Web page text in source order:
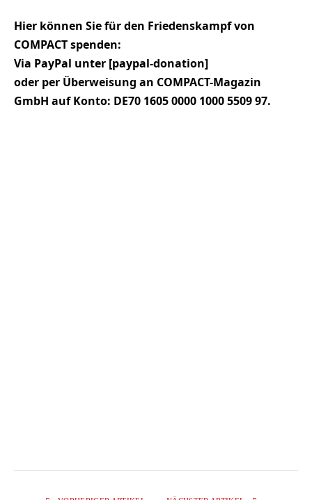
Hier können Sie für den Friedenskampf von
COMPACT spenden:
Via PayPal unter [paypal-donation]
oder per Überweisung an COMPACT-Magazin
GmbH auf Konto: DE70 1605 0000 1000 5509 97.